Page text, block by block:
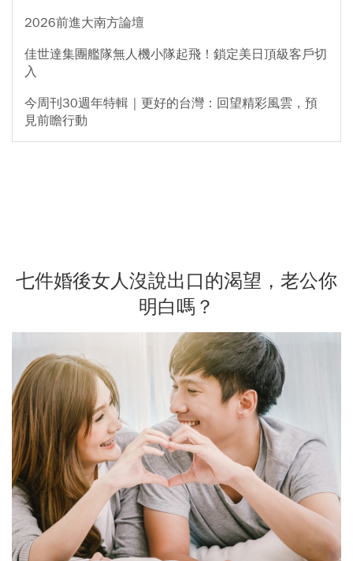
2026前進大南方論壇
佳世達集團艦隊無人機小隊起飛！鎖定美日頂級客戶切
入
今周刊30週年特輯｜更好的台灣：回望精彩風雲，預
見前瞻行動
七件婚後女人沒說出口的渴望，老公你
明白嗎？